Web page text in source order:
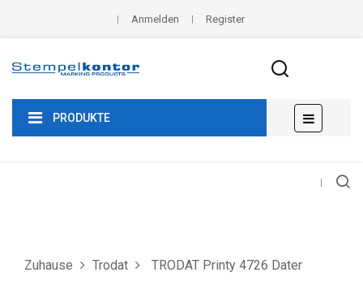
Anmelden Register
PRODUKTE
der
☰
Zuhause Trodat TRODAT Printy 4726 Dater